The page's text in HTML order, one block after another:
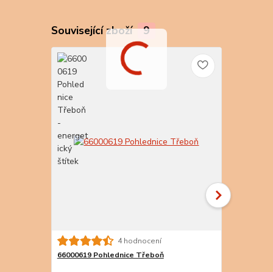
Související zboží 9
4 hodnocení
66000619 Pohlednice Třeboň